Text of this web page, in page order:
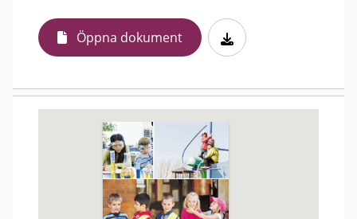
Öppna dokument